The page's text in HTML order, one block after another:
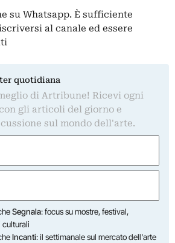
su Whatsapp. È sufficiente
al canale ed essere
quotidiana
di Artribune! Ricevi ogni
gli articoli del giorno e
sul mondo dell'arte.
Segnala: focus su mostre, festival,
Incanti: il settimanale sul mercato dell'arte